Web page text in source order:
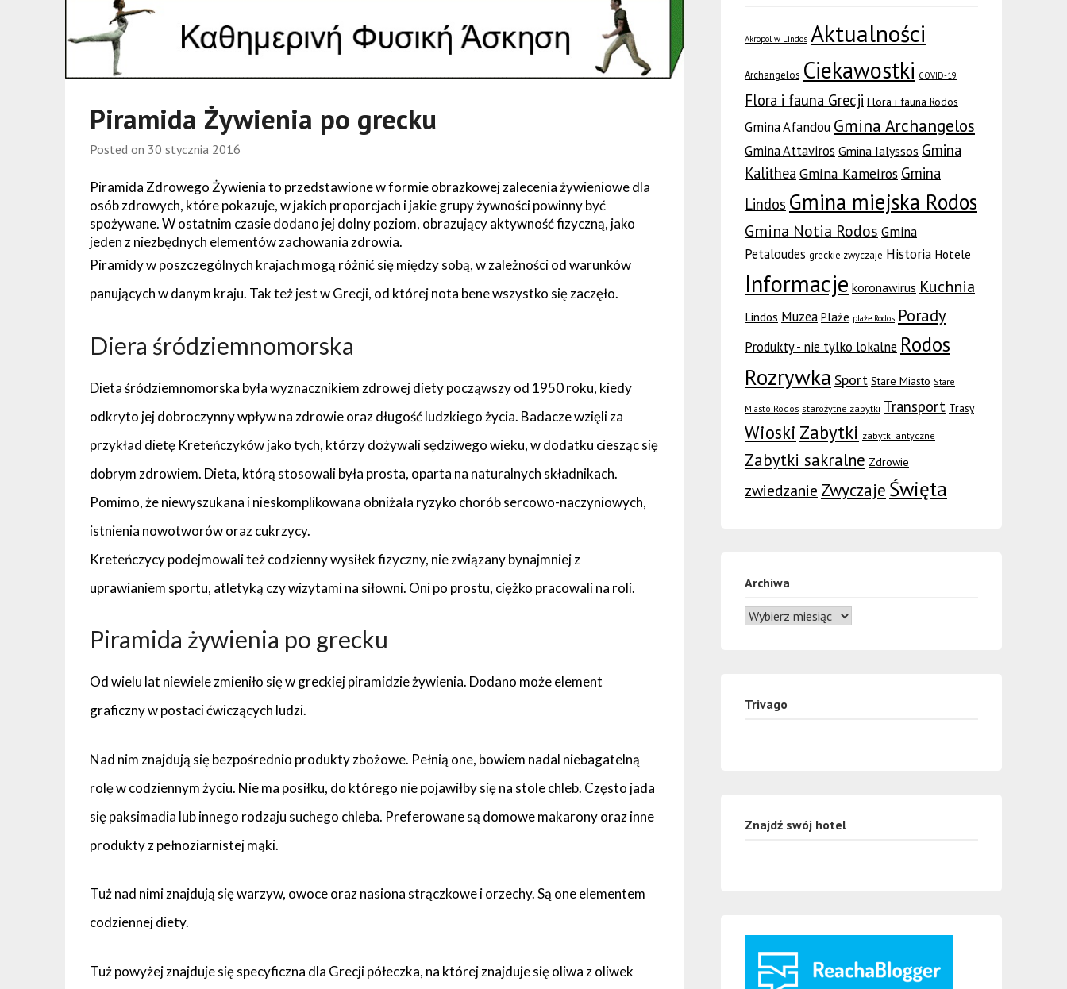
Piramida Żywienia po grecku
Posted on 30 stycznia 2016
Piramida Zdrowego Żywienia to przedstawione w formie obrazkowej zalecenia żywieniowe dla
osób zdrowych, które pokazuje, w jakich proporcjach i jakie grupy żywności powinny być
spożywane. W ostatnim czasie dodano jej dolny poziom, obrazujący aktywność fizyczną, jako
jeden z niezbędnych elementów zachowania zdrowia.
Piramidy w poszczególnych krajach mogą różnić się między sobą, w zależności od warunków
panujących w danym kraju. Tak też jest w Grecji, od której nota bene wszystko się zaczęło.
Diera śródziemnomorska
Dieta śródziemnomorska była wyznacznikiem zdrowej diety począwszy od 1950 roku, kiedy
odkryto jej dobroczynny wpływ na zdrowie oraz długość ludzkiego życia. Badacze wzięli za
przykład dietę Kreteńczyków jako tych, którzy dożywali sędziwego wieku, w dodatku ciesząc się
dobrym zdrowiem. Dieta, którą stosowali była prosta, oparta na naturalnych składnikach.
Pomimo, że niewyszukana i nieskomplikowana obniżała ryzyko chorób sercowo-naczyniowych,
istnienia nowotworów oraz cukrzycy.
Kreteńczycy podejmowali też codzienny wysiłek fizyczny, nie związany bynajmniej z
uprawianiem sportu, atletyką czy wizytami na siłowni. Oni po prostu, ciężko pracowali na roli.
Piramida żywienia po grecku
Od wielu lat niewiele zmieniło się w greckiej piramidzie żywienia. Dodano może element
graficzny w postaci ćwiczących ludzi.
Nad nim znajdują się bezpośrednio produkty zbożowe. Pełnią one, bowiem nadal niebagatelną
rolę w codziennym życiu. Nie ma posiłku, do którego nie pojawiłby się na stole chleb. Często jada
się paksimadia lub innego rodzaju suchego chleba. Preferowane są domowe makarony oraz inne
produkty z pełnoziarnistej mąki.
Tuż nad nimi znajdują się warzyw, owoce oraz nasiona strączkowe i orzechy. Są one elementem
codziennej diety.
Tuż powyżej znajduje się specyficzna dla Grecji półeczka, na której znajduje się oliwa z oliwek
Akropol w Lindos Aktualności
Archangelos Ciekawostki COVID-19
Flora i fauna Grecji Flora i fauna Rodos
Gmina Afandou Gmina Archangelos
Gmina Attaviros Gmina Ialyssos Gmina
KalitheaGmina Kameiros Gmina
Lindos Gmina miejska Rodos
Gmina Notia Rodos Gmina
Petaloudes greckie zwyczaje Historia Hotele
Informacje koronawirus Kuchnia
Lindos Muzea Plaże plaże Rodos Porady
Produkty - nie tylko lokalne Rodos
Rozrywka Sport Stare Miasto Stare
Miasto Rodos starożytne zabytki Transport Trasy
Wioski Zabytki zabytki antyczne
Zabytki sakralne Zdrowie
zwiedzanie Zwyczaje Święta
Archiwa
Trivago
Znajdź swój hotel